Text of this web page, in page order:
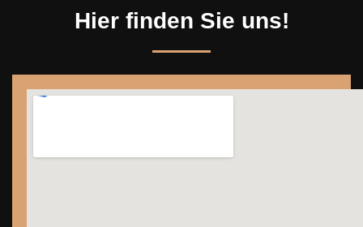
Hier finden Sie uns!